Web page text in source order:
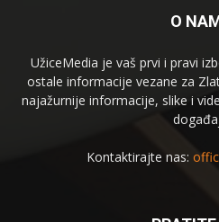
O
UžiceMedia je vaš prvi i pravi
ostale informacije vezane za
najažurnije informacije, slike i
Kontaktirajte nas: